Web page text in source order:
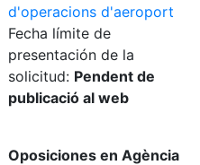
d'operacions d'aeroport
Fecha límite de
presentación de la
solicitud: Pendent de
publicació al web
Oposiciones en Agència